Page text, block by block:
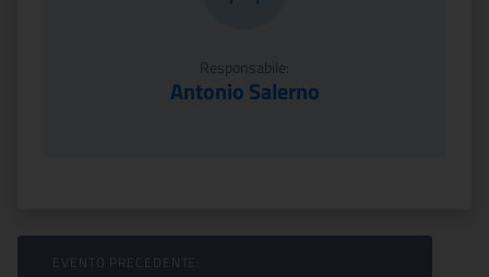
Responsabile:
Antonio Salerno
Sfoglia Eventi
EVENTO PRECEDENTE: